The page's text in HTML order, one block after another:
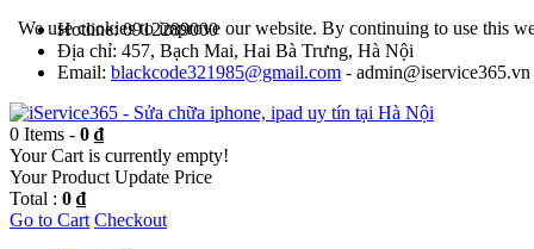
Hotline: 0912289000
Địa chỉ: 457, Bạch Mai, Hai Bà Trưng, Hà Nội
Email: blackcode321985@gmail.com - admin@iservice365.vn
0 Items - 0 ₫
Your Cart is currently empty!
Your Product Update Price
Total : 0 ₫
Go to Cart Checkout
We use cookies to improve our website. By continuing to use this